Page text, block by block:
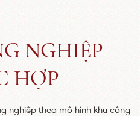
NGHIỆP
HỢP
nghiệp theo mô hình khu công